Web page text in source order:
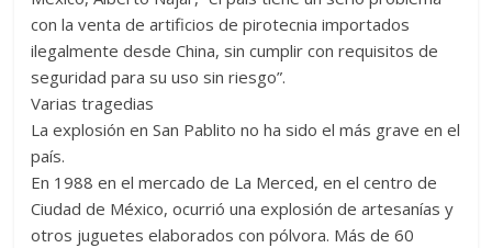
con la venta de artificios de pirotecnia importados
ilegalmente desde China, sin cumplir con requisitos de
seguridad para su uso sin riesgo”.
Varias tragedias
La explosión en San Pablito no ha sido el más grave en el
país.
En 1988 en el mercado de La Merced, en el centro de
Ciudad de México, ocurrió una explosión de artesanías y
otros juguetes elaborados con pólvora. Más de 60